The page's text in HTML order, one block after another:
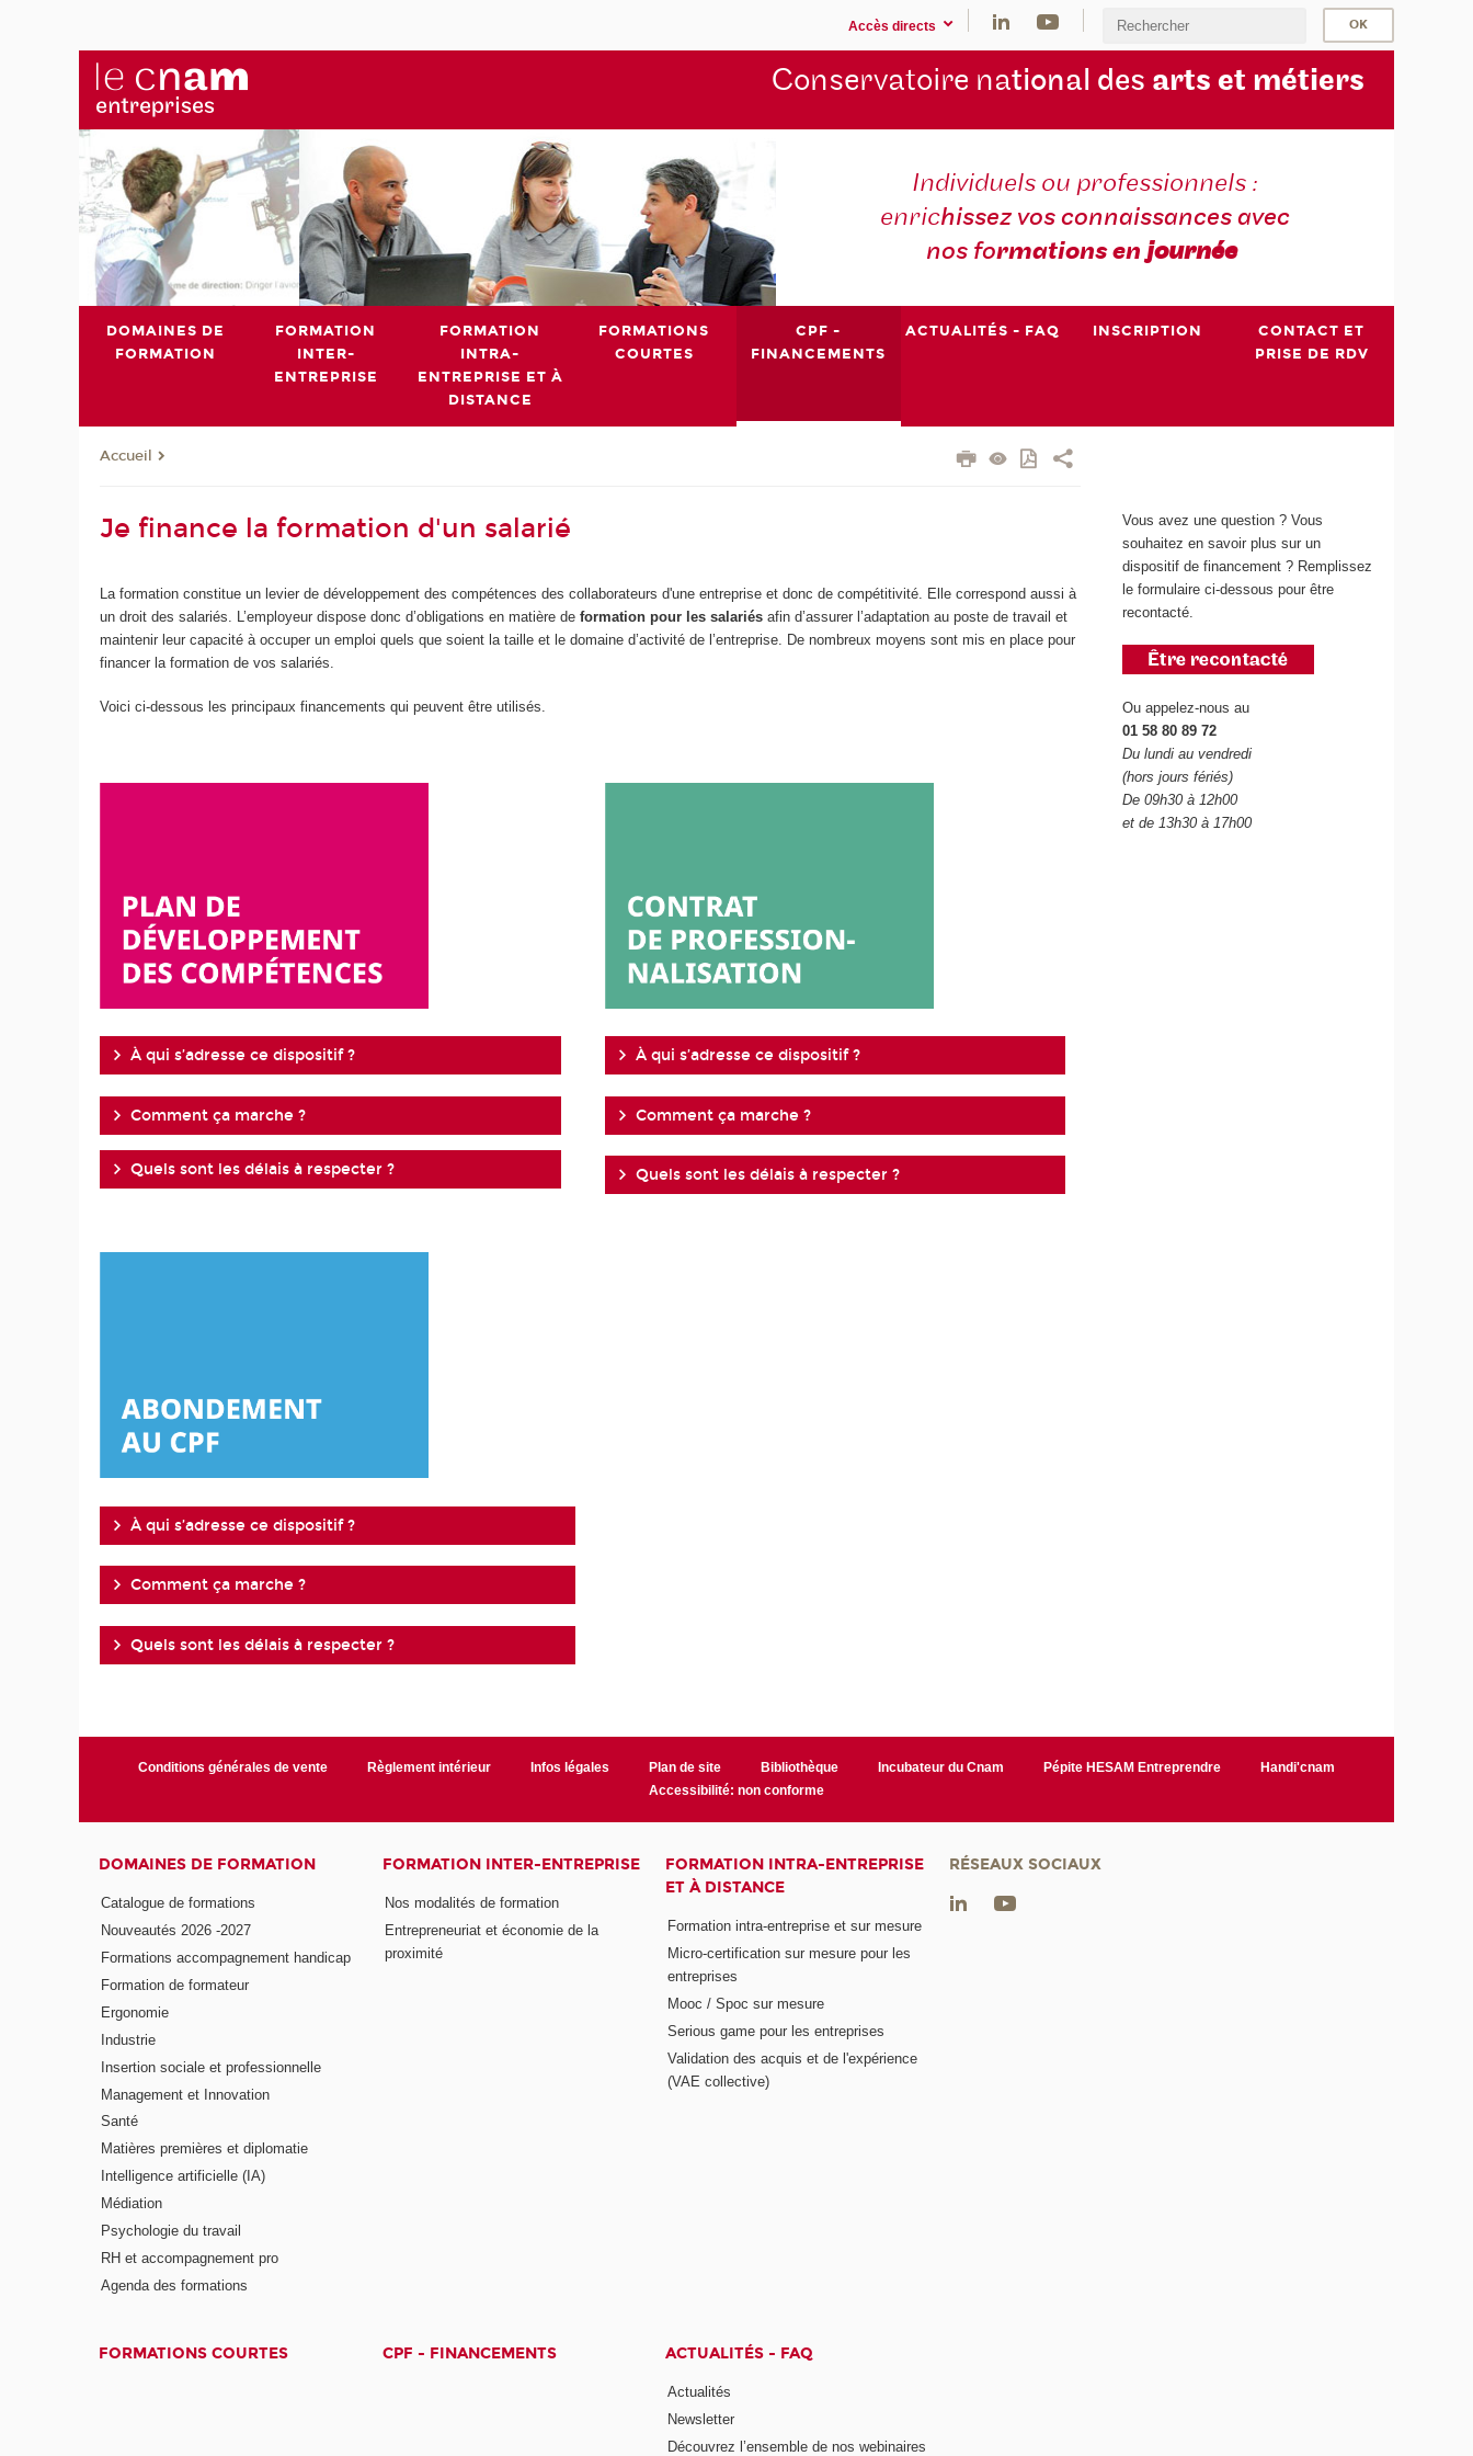
Accès directs
Conservatoire national des arts et métiers
Individuels ou professionnels :
enrichissez vos connaissances avec
nos formations enjournée
DOMAINES DE
FORMATION
FORMATION
INTER-
ENTREPRISE
FORMATION
INTRA-
ENTREPRISE ET À
DISTANCE
FORMATIONS
COURTES
CPF -
FINANCEMENTS
ACTUALITÉS - FAQ INSCRIPTION
CONTACT ET
PRISE DE RDV
Accueil
Je finance la formation d'un salarié
La formation constitue un levier de développement des compétences des collaborateurs d'une entreprise et donc de compétitivité. Elle correspond aussi à
un droit des salariés. L’employeur dispose donc d’obligations en matière deformation pour les salariés afin d’assurer l’adaptation au poste de travail et
maintenir leur capacité à occuper un emploi quels que soient la taille et le domaine d’activité de l’entreprise. De nombreux moyens sont mis en place pour
financer la formation de vos salariés.
Voici ci-dessous les principaux financements qui peuvent être utilisés.
À qui s’adresse ce dispositif ?
Comment ça marche ?
Quels sont les délais à respecter ?
À qui s’adresse ce dispositif ?
Comment ça marche ?
Quels sont les délais à respecter ?
À qui s’adresse ce dispositif ?
Comment ça marche ?
Quels sont les délais à respecter ?
Vous avez une question ? Vous
souhaitez en savoir plus sur un
dispositif de financement ? Remplissez
le formulaire ci-dessous pour être
recontacté.
Ou appelez-nous au
01 58 80 89 72
Du lundi au vendredi
(hors jours fériés)
De 09h30 à 12h00
et de 13h30 à 17h00
Conditions générales de vente Règlement intérieur Infos légales Plan de site Bibliothèque Incubateur du Cnam Pépite HESAM Entreprendre
Handi'cnam
Accessibilité: non conforme
DOMAINES DE FORMATION
Catalogue de formations
Nouveautés 2026 -2027
Formations accompagnement handicap
Formation de formateur
Ergonomie
Industrie
Insertion sociale et professionnelle
Management et Innovation
Santé
Matières premières et diplomatie
Intelligence artificielle (IA)
Médiation
Psychologie du travail
RH et accompagnement pro
Agenda des formations
FORMATION INTER-ENTREPRISE
Nos modalités de formation
Entrepreneuriat et économie de la
proximité
FORMATION INTRA-ENTREPRISE
ET À DISTANCE
Formation intra-entreprise et sur mesure
Micro-certification sur mesure pour les
entreprises
Mooc / Spoc sur mesure
Serious game pour les entreprises
Validation des acquis et de l'expérience
(VAE collective)
FORMATIONS COURTES CPF - FINANCEMENTS ACTUALITÉS - FAQ
Actualités
Newsletter
Découvrez l’ensemble de nos webinaires
RÉSEAUX SOCIAUX